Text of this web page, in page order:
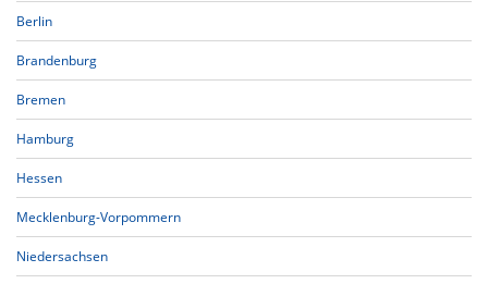
Berlin
Brandenburg
Bremen
Hamburg
Hessen
Mecklenburg-Vorpommern
Niedersachsen